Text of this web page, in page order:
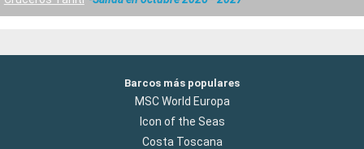
Barcos más populares
MSC World Europa
Icon of the Seas
Costa Toscana